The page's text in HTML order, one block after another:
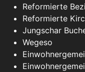
Reformierte
Reformierte
Jungschar
Wegeso